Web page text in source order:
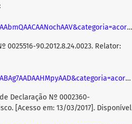
90.2012.8.24.0023. Relator:
Declaração Nº 0002360-
[Acesso em: 13/03/2017]. Disponível